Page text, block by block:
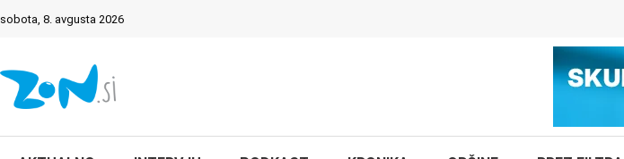
sobota, 8. avgusta 2026